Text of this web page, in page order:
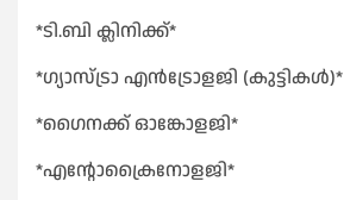
*ടി.ബി ക്ലിനിക്ക്*
*ഗ്യാസ്ട്രാ എൻട്രോളജി (കുട്ടികൾ)*
*ഗൈനക്ക് ഓങ്കോളജി*
*എൻ്റോക്രൈനോളജി*